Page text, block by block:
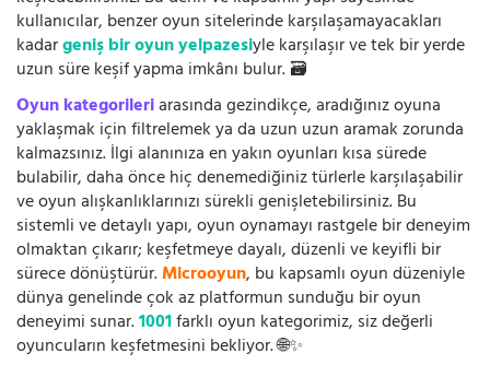
kullanıcılar, benzer oyun sitelerinde karşılaşamayacakları
kadargeniş bir oyun yelpazesiyle karşılaşır ve tek bir yerde
uzun süre keşif yapma imkânı bulur. 🗃️
Oyun kategorileriarasında gezindikçe, aradığınız oyuna
yaklaşmak için filtrelemek ya da uzun uzun aramak zorunda
kalmazsınız. İlgi alanınıza en yakın oyunları kısa sürede
bulabilir, daha önce hiç denemediğiniz türlerle karşılaşabilir
ve oyun alışkanlıklarınızı sürekli genişletebilirsiniz. Bu
sistemli ve detaylı yapı, oyun oynamayı rastgele bir deneyim
olmaktan çıkarır; keşfetmeye dayalı, düzenli ve keyifli bir
sürece dönüştürür.Microoyun, bu kapsamlı oyun düzeniyle
dünya genelinde çok az platformun sunduğu bir oyun
deneyimi sunar.1001farklı oyun kategorimiz, siz değerli
oyuncuların keşfetmesini bekliyor. 🌐✨